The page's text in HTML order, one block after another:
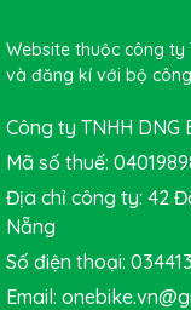
Website thuộc công ty
và đăng kí với bộ
Công ty TNHH DNG
Mã số thuế:
Địa chỉ công ty: 42
Nẵng
Số điện thoại:
Email: